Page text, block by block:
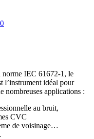
norme IEC 61672-1, le
l’instrument idéal pour
nombreuses applications :
au bruit,
CVC
de voisinage…